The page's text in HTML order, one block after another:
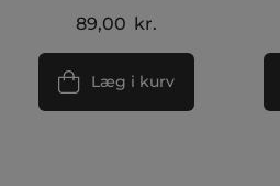
89,00 kr.
Læg i kurv